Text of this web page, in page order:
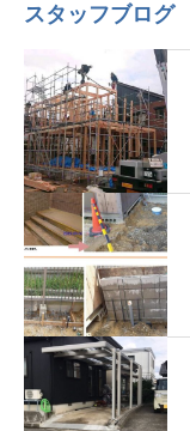
スタッフブログ